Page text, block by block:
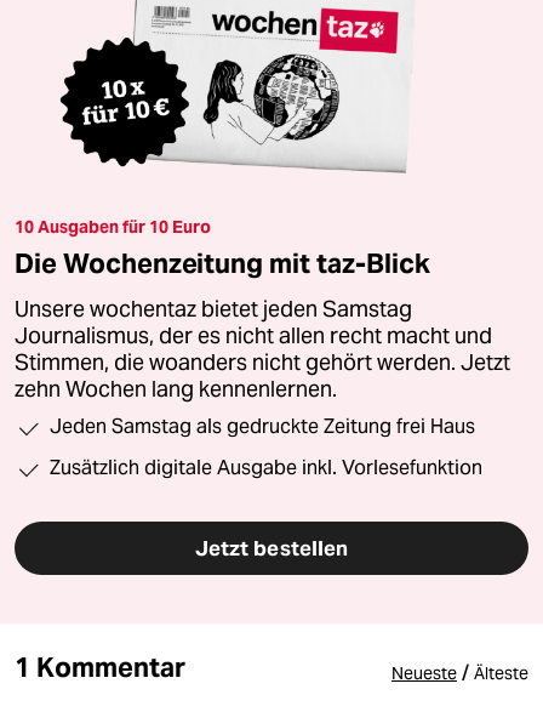
10 Ausgaben für 10 Euro
Die Wochenzeitung mit taz-Blick
Unsere wochentaz bietet jeden Samstag
Journalismus, der es nicht allen recht macht und
Stimmen, die woanders nicht gehört werden. Jetzt
zehn Wochen lang kennenlernen.
Jeden Samstag als gedruckte Zeitung frei Haus
Zusätzlich digitale Ausgabe inkl. Vorlesefunktion
Jetzt bestellen
1 Kommentar Neueste / Älteste